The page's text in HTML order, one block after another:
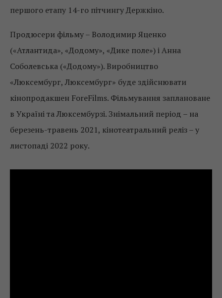
першого етапу 14-го пітчингу Держкіно.
Продюсери фільму – Володимир Яценко
(«Атлантида», «Додому», «Дике поле») і Анна
Соболевська («Додому»). Виробництво
«Люксембург, Люксембург» буде здійснювати
кінопродакшен ForeFilms. Фільмування заплановане
в Україні та Люксембурзі. Знімальний період – на
березень-травень 2021, кінотеатральний реліз – у
листопаді 2022 року.